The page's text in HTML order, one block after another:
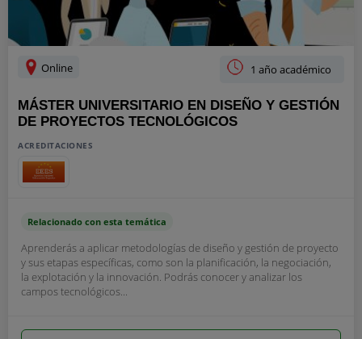
Online 1 año académico
MÁSTER UNIVERSITARIO EN DISEÑO Y GESTIÓN
DE PROYECTOS TECNOLÓGICOS
ACREDITACIONES
Relacionado con esta temática
Aprenderás a aplicar metodologías de diseño y gestión de proyecto
y sus etapas específicas, como son la planificación, la negociación,
la explotación y la innovación. Podrás conocer y analizar los
campos tecnológicos...